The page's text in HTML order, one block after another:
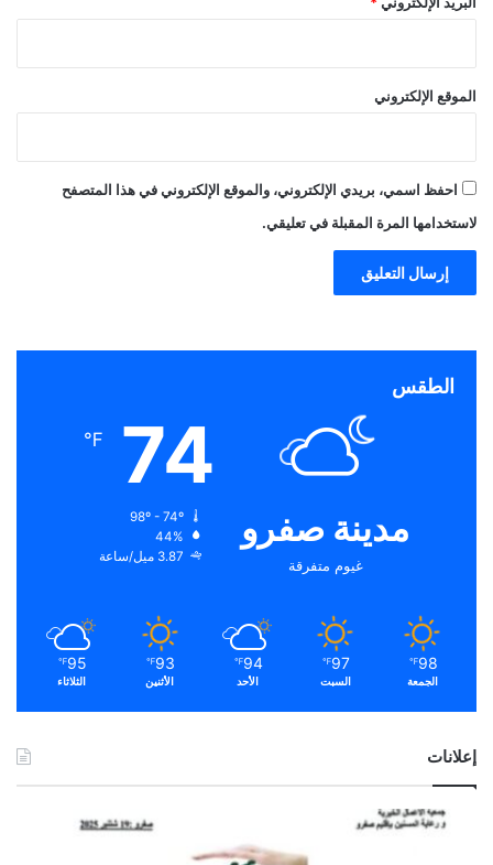
الموقع الإلكتروني
احفظ اسمي، بريدي الإلكتروني، والموقع الإلكتروني في هذا المتصفح
لاستخدامها المرة المقبلة في تعليقي.
الطقس
مدينة صفرو
غيوم متفرقة
74
℉
44%
3.87 ميل/ساعة
98
℉
الجمعة
97
℉
السبت
94
℉
الأحد
93
℉
الأثنين
95
℉
الثلاثاء
إعلانات